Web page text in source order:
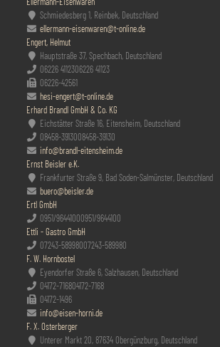
Schmiedesberg 1, Reinbek, Deutschland
ellermann-eisenwaren@t-online.de
Engert, Helmut
Hauptstraße 37, Spechbach, Deutschland
06226 4112306226 41123
06226-42561
hesi-engert@t-online.de
Erhard Brandl GmbH & Co. KG
Eichstätter Straße 16, Eitensheim, Deutschland
08458-3913008458-39130
info@brandl-eitensheim.de
Ernst Beisler e.K.
Frankfurter Straße 9, Bad Soden-Salmünster, Deutschland
buero@beisler.de
Ertl GmbH
0951/96441000951/9644100
Ettli - Gastro GmbH
07243-58998007243-589980
F. W. Hornbostel
Eyendorfer Straße 6, Salzhausen, Deutschland
04172-716804172-7168
04172-1496
info@eisen-horni.de
F. X. Osterberger
Unterer Markt 20, 87634 Obergünzburg, Deutschland